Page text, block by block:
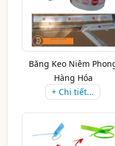
Băng Keo Niêm
Hàng Hóa
+ Chi tiết...